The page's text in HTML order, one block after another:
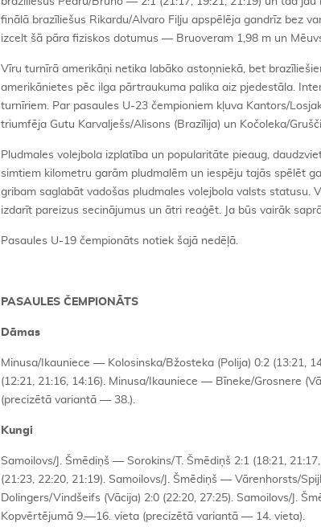
finālā brazīliešus Rikardu/Alvaro Fiļju apspēlēja gandrīz bez
izcelt šā pāra fiziskos dotumus — Bruoveram 1,98 m un
Vīru turnīrā amerikāņi netika labāko astoņniekā, bet
amerikānietes pēc ilga pārtraukuma palika aiz pjedestāla.
turnīriem. Par pasaules U-23 čempioniem kļuva Kantors/
triumfēja Gutu Karvalješs/Alisons (Brazīlija) un Kočoleka/
Pludmales volejbola izplatība un popularitāte pieaug,
simtiem kilometru garām pludmalēm un iespēju tajās spēlēt
gribam saglabāt vadošas pludmales volejbola valsts statusu.
izdarīt pareizus secinājumus un ātri reaģēt. Ja būs vairāk
Pasaules U-19 čempionāts notiek šajā nedēļā.
PASAULES ČEMPIONĀTS
Dāmas
Minusa/Ikauniece — Kolosinska/Bžosteka (Polija) 0:2 (13:21,
(12:21, 21:16, 14:16). Minusa/Ikauniece — Bīneke/Grosnere
(precizētā variantā — 38.).
Kungi
Samoilovs/J. Šmēdiņš — Sorokins/T. Šmēdiņš 2:1 (18:21,
(21:23, 22:20, 21:19). Samoilovs/J. Šmēdiņš — Vārenhorsts/
Dolingers/Vindšeifs (Vācija) 2:0 (22:20, 27:25). Samoilovs/J.
Kopvērtējumā 9.—16. vieta (precizētā variantā — 14. vieta).